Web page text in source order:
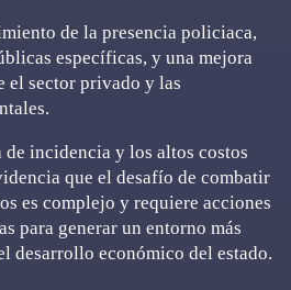
de la presencia policiaca,
específicas, y una mejora
el sector privado y las
de incidencia y los altos costos
que el desafío de combatir
es complejo y requiere acciones
para generar un entorno más
desarrollo económico del estado.